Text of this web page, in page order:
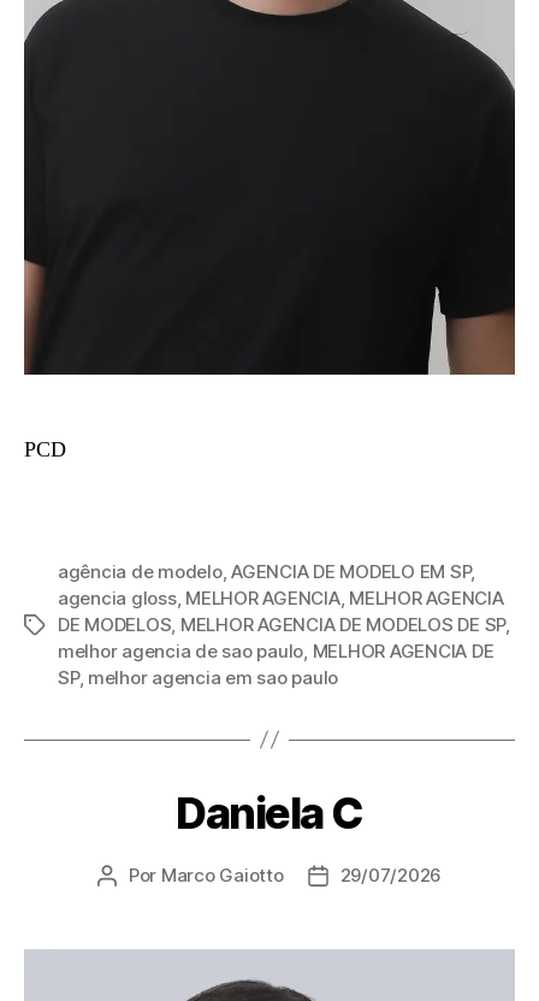
PCD
agência de modelo,AGENCIA DE MODELO EM SP,
agencia gloss, MELHOR AGENCIA, MELHOR AGENCIA
DE MODELOS MELHOR AGENCIA DE MODELOS DE SP,
melhor agencia de sao paulo MELHOR AGENCIA DE
SP, melhor agencia em sao paulo
Daniela C
Por Marco Gaiotto 29/07/2026